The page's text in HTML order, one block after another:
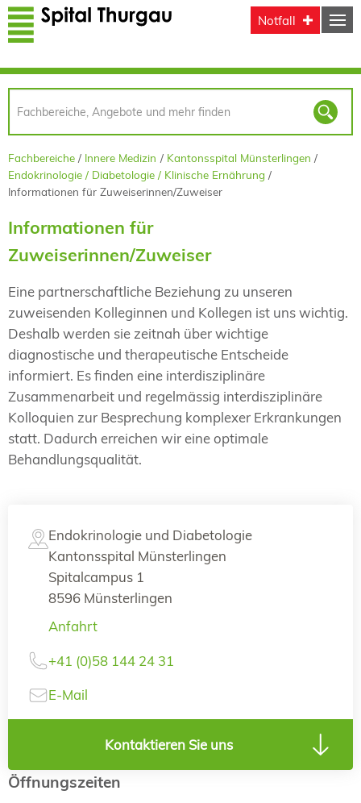
Direkt zum Inhalt
Notfall
Fachbereiche Innere Medizin
Kantonsspital Münsterlingen
Endokrinologie / Diabetologie / Klinische Ernährung
Informationen für Zuweiserinnen/Zuweiser
Informationen für
Zuweiserinnen/Zuweiser
Eine partnerschaftliche Beziehung zu unseren
zuweisenden Kolleginnen und Kollegen ist uns wichtig.
Deshalb werden sie zeitnah über wichtige
diagnostische und therapeutische Entscheide
informiert. Es finden eine interdisziplinäre
Zusammenarbeit und regelmässig interdisziplinäre
Kolloquien zur Besprechung komplexer Erkrankungen
statt. Dadurch erreichen wir eine optimale
Behandlungsqualität.
Endokrinologie und Diabetologie
Kantonsspital Münsterlingen
Spitalcampus 1
8596 Münsterlingen
Anfahrt
+41 (0)58 144 24 31
E-Mail
Kontaktieren Sie uns
Öffnungszeiten